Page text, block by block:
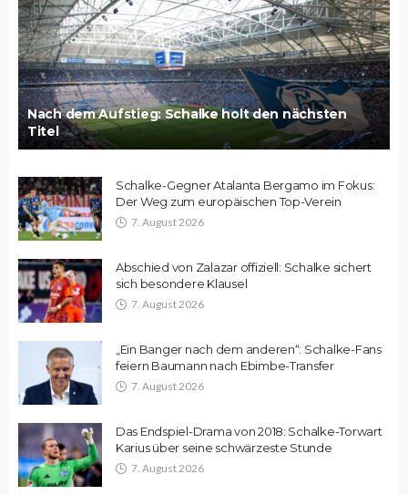
Nach dem Aufstieg: Schalke holt den nächsten
Titel
Schalke-Gegner Atalanta Bergamo im Fokus:
Der Weg zum europäischen Top-Verein
7. August 2026
Abschied von Zalazar offiziell: Schalke sichert
sich besondere Klausel
7. August 2026
„Ein Banger nach dem anderen“: Schalke-Fans
feiern Baumann nach Ebimbe-Transfer
7. August 2026
Das Endspiel-Drama von 2018: Schalke-Torwart
Karius über seine schwärzeste Stunde
7. August 2026